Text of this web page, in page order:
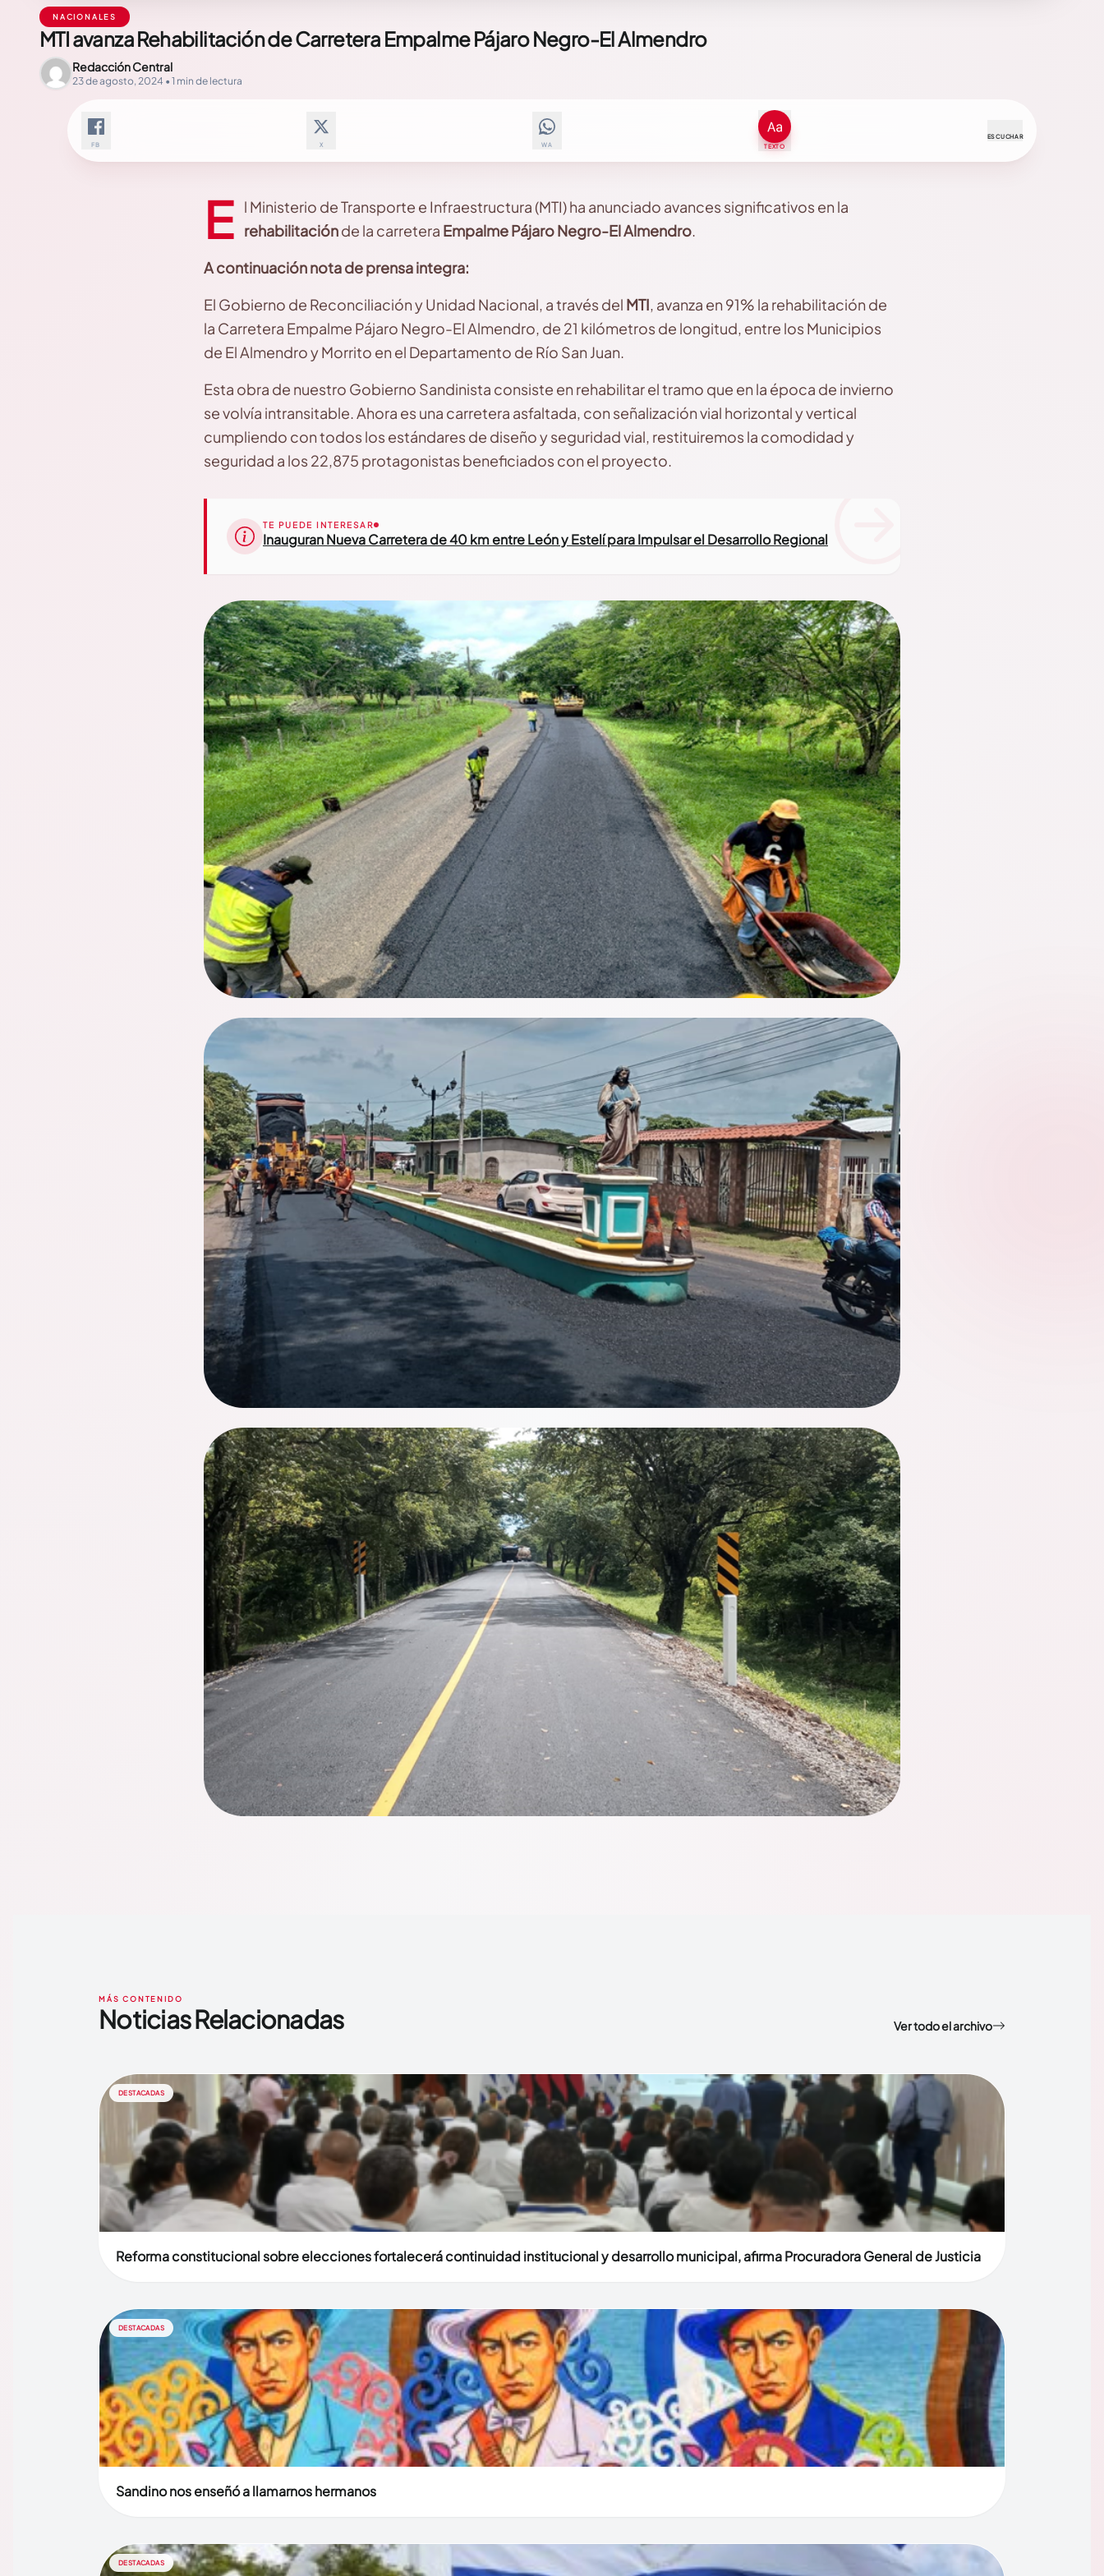
NACIONALES
MTI avanza Rehabilitación de Carretera Empalme Pájaro Negro-El Almendro
Redacción Central
23 de agosto, 2024 • 1 min de lectura
FB X WA TEXTO
ESCUCHAR
E l Ministerio de Transporte e Infraestructura (MTI) ha anunciado avances significativos en la
rehabilitaciónde la carretera Empalme Pájaro Negro-El Almendro.
A continuación nota de prensa integra:
El Gobierno de Reconciliación y Unidad Nacional, a través del MTI, avanza en 91% la rehabilitación de
la Carretera Empalme Pájaro Negro-El Almendro, de 21 kilómetros de longitud, entre los Municipios
de El Almendro y Morrito en el Departamento de Río San Juan.
Esta obra de nuestro Gobierno Sandinista consiste en rehabilitar el tramo que en la época de invierno
se volvía intransitable. Ahora es una carretera asfaltada, con señalización vial horizontal y vertical
cumpliendo con todos los estándares de diseño y seguridad vial, restituiremos la comodidad y
seguridad a los 22,875 protagonistas beneficiados con el proyecto.
TE PUEDE INTERESAR
Inauguran Nueva Carretera de 40 km entre León y Estelí para Impulsar el Desarrollo Regional
MÁS CONTENIDO
Noticias Relacionadas Ver todo el archivo
DESTACADAS
Reforma constitucional sobre elecciones fortalecerá continuidad institucional y desarrollo municipal, afirma Procuradora General de Justicia
DESTACADAS
Sandino nos enseñó a llamarnos hermanos
DESTACADAS